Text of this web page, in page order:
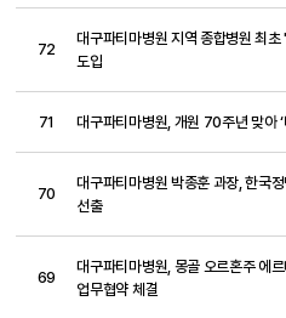
72
대구파티마병원 지역 종합병원 최
도입
71 대구파티마병원, 개원 70주년 맞아
70
대구파티마병원 박종훈 과장, 한국
선출
69
대구파티마병원, 몽골 오르혼주 에
업무협약 체결